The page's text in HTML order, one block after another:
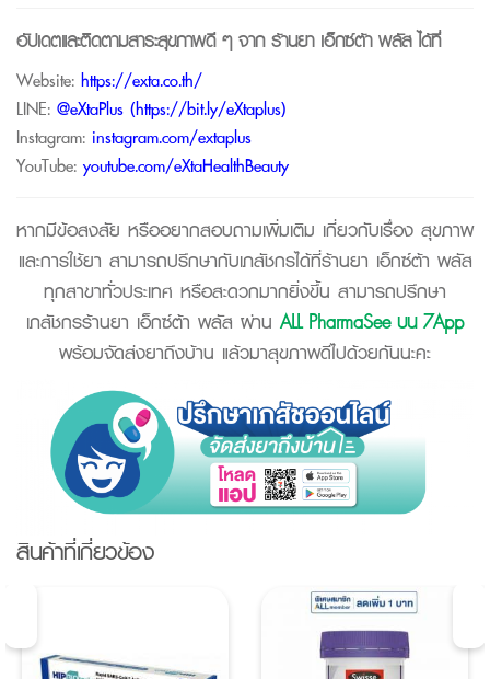
อัปเดตและติดตามสาระสุขภาพดี ๆ จากร้านยา เอ็กซ์ต้า พลัสได้ที่
Website: https://exta.co.th/
LINE: @eXtaPlus (https://bit.ly/eXtaplus)
Instagram: instagram.com/extaplus
YouTube: youtube.com/eXtaHealthBeauty
หากมีข้อสงสัย หรืออยากสอบถามเพิ่มเติม เกี่ยวกับเรื่อง สุขภาพ
และการใช้ยา สามารถปรึกษากับเภสัชกรได้ที่ร้านยา เอ็กซ์ต้า พลัส
ทุกสาขาทั่วประเทศ หรือสะดวกมากยิ่งขึ้น สามารถปรึกษา
เภสัชกรร้านยา เอ็กซ์ต้า พลัส ผ่าน ALL PharmaSee บน 7App
พร้อมจัดส่งยาถึงบ้าน แล้วมาสุขภาพดีไปด้วยกันนะคะ
สินค้าที่เกี่ยวข้อง